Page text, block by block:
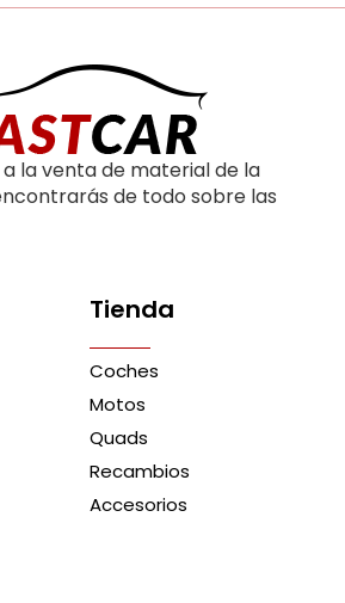
la venta de material de la
de todo sobre las
Tienda
Coches
Motos
Quads
Recambios
Accesorios